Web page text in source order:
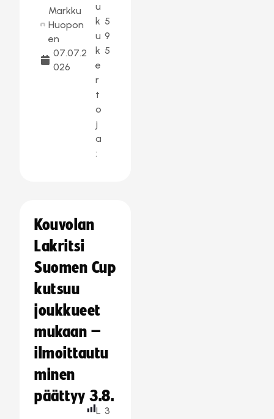
Markku
Huopon
en
07.07.2
026
u
k
u
k
e
r
t
o
j
a
:
5
9
5
Kouvolan
Lakritsi
Suomen Cup
kutsuu
joukkueet
mukaan –
ilmoittautu
minen
päättyy 3.8.
L 3